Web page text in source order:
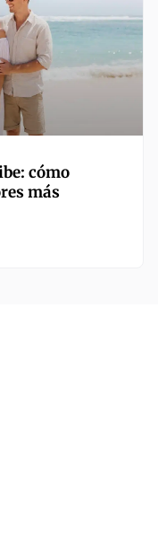
cómo
más